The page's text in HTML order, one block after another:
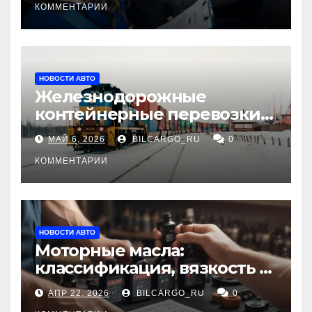
КОММЕНТАРИИ
НОВОСТИ АВТО
Железнодорожные
контейнерные перевозки
из Китая в Россию:
маршруты, сроки и
требования
МАЙ 6, 2026 BILCARGO_RU 0
КОММЕНТАРИИ
НОВОСТИ АВТО
Моторные масла:
классификация, вязкость и
рекомендации по выбору
для различных типов
АПР 22, 2026 BILCARGO_RU 0